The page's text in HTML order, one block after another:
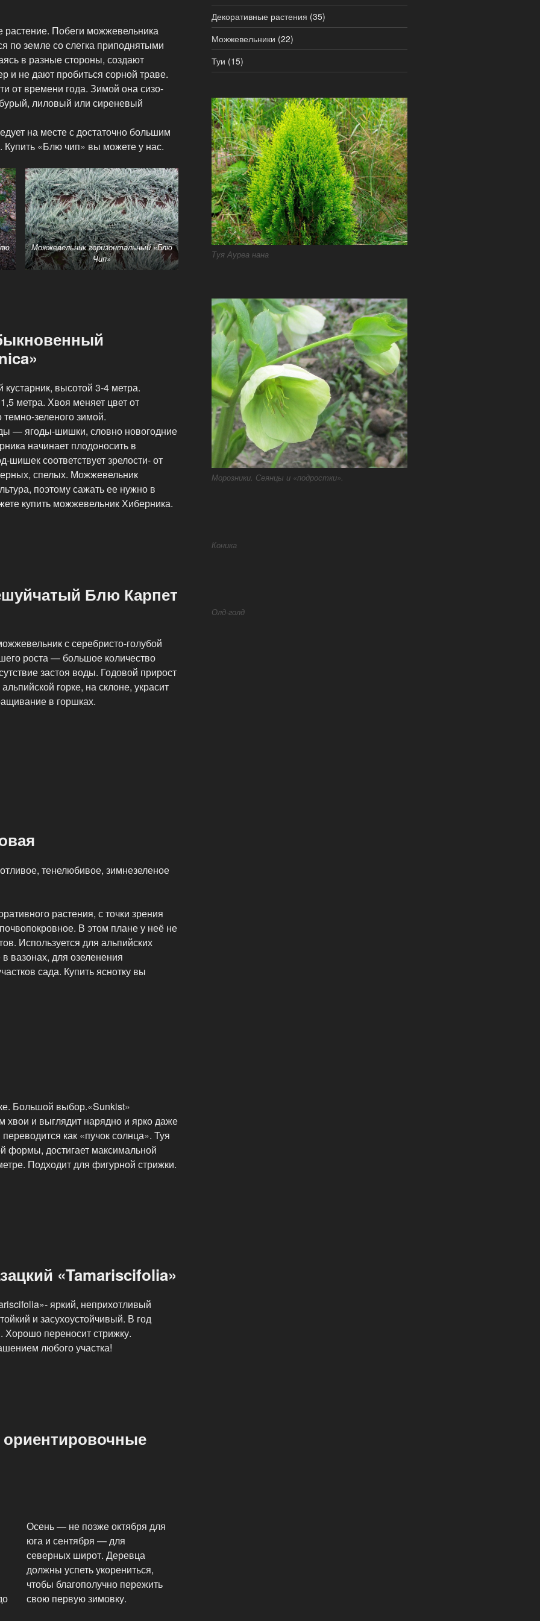
растение. Побеги можжевельника
по земле со слегка приподнятыми
в разные стороны, создают
и не дают пробиться сорной траве.
от времени года. Зимой она сизо-
лиловый или сиреневый
на месте с достаточно большим
Купить «Блю чип» вы можете у нас.
Можжевельник горизонтальный «Блю
Чип»
высотой 3-4 метра.
метра. Хвоя меняет цвет от
зеленого зимой.
— ягоды-шишки, словно новогодние
начинает плодоносить в
шишек соответствует зрелости- от
спелых. Можжевельник
поэтому сажать ее нужно в
купить можжевельник Хиберника.
Блю Карпет
с серебристо-голубой
роста — большое количество
застоя воды. Годовой прирост
горке, на склоне, украсит
в горшках.
тенелюбивое, зимнезеленое
растения, с точки зрения
В этом плане у неё не
Используется для альпийских
вазонах, для озеленения
сада. Купить яснотку вы
Большой выбор.«Sunkist»
хвои и выглядит нарядно и ярко даже
как «пучок солнца». Туя
формы, достигает максимальной
Подходит для фигурной стрижки.
«Tamariscifolia»
яркий, неприхотливый
и засухоустойчивый. В год
Хорошо переносит стрижку.
любого участка!
ориентировочные
Осень — не позже октября для
юга и сентября — для
северных широт. Деревца
должны успеть укорениться,
чтобы благополучно пережить
свою первую зимовку.
Декоративные растения (35)
Можжевельники (22)
Туи (15)
Туя Ауреа нана
Морозники. Сеянцы и «подростки».
Коника
Олд-голд